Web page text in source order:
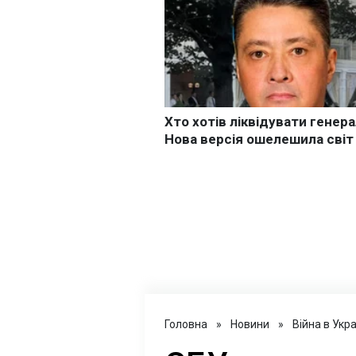
Головна » Новини » Війна в